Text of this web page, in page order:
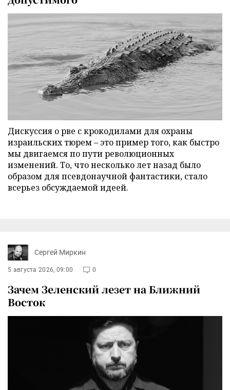
Дискуссия о рве с крокодилами для охраны
израильских тюрем – это пример того, как быстро
мы двигаемся по пути революционных
изменений. То, что несколько лет назад было
образом для псевдонаучной фантастики, стало
всерьез обсуждаемой идеей.
Сергей Миркин
5 августа 2026, 09:00 0
Зачем Зеленский лезет на Ближний
Восток